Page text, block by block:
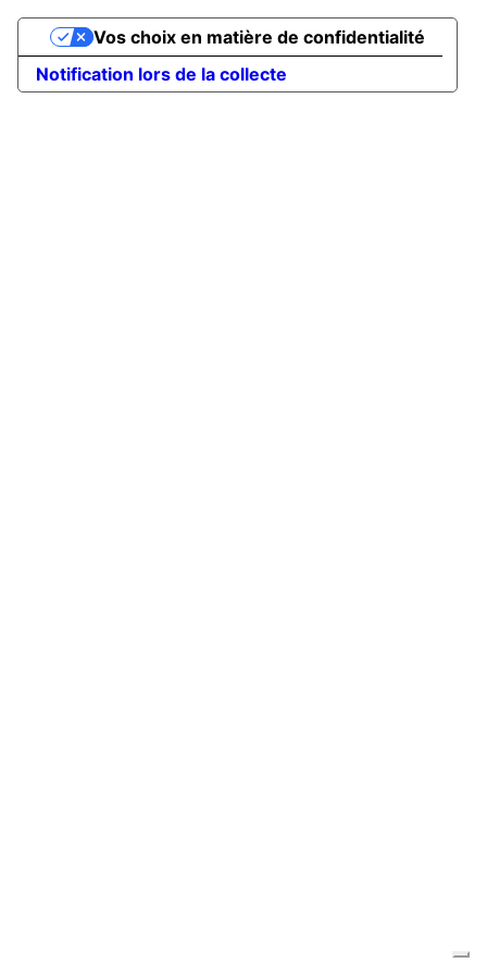
Notification lors de la collecte
Vos choix en matière de confidentialité